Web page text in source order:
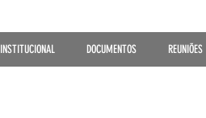
INSTITUCIONAL DOCUMENTOS REUNIÕES